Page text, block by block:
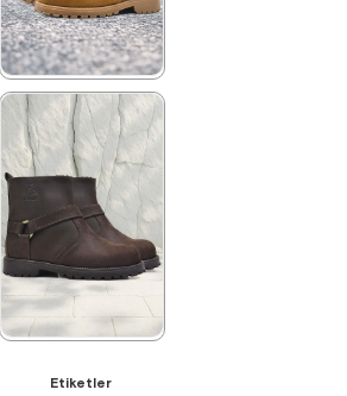
★ ★ ★ ★
2.699,90 ₺
4.629,90 ₺
%42İndirim
Ücretsiz
Kargo
★ ★ ★
Etiketler